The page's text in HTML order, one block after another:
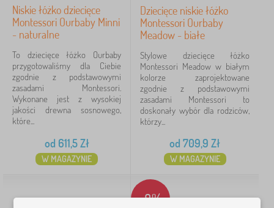
k
i
K
u
c
h
e
n
k
i
k
o
d
a
n
i
e
m
o
w
>
i
k
a
d
l
a
d
z
i
e
c
›
e
b
l
d
z
i
e
c
i
ę
>
Ł
e
2
›
Z
a
b
a
w
k
i
>
Z
a
w
2
więcej
>
Cena
25 Zł
899 Zł
Szukaj w filtrze
Niskie łóżko dziecięce
Montessori Ourbaby Minni
- naturalne
To dziecięce łóżko Ourbaby
przygotowaliśmy dla Ciebie
zgodnie z podstawowymi
zasadami Montessori.
Wykonane jest z wysokiej
jakości drewna sosnowego,
które...
od 611,5Zł
W MAGAZYNIE
Dziecięce niskie łóżko
Montessori Ourbaby
Meadow - białe
Stylowe dziecięce łóżko
Montessori Meadow w białym
kolorze zaprojektowane
zgodnie z podstawowymi
zasadami Montessori to
doskonały wybór dla rodziców,
którzy...
od 709,9 Zł
W MAGAZYNIE
-8%